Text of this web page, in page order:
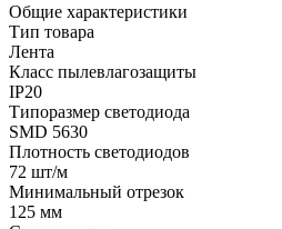
Общие характеристики
Тип товара
Лента
Класс пылевлагозащиты
IP20
Типоразмер светодиода
SMD 5630
Плотность светодиодов
72 шт/м
Минимальный отрезок
125 мм